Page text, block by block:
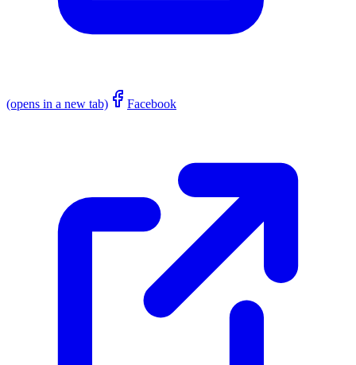
(opens in a new tab) Facebook